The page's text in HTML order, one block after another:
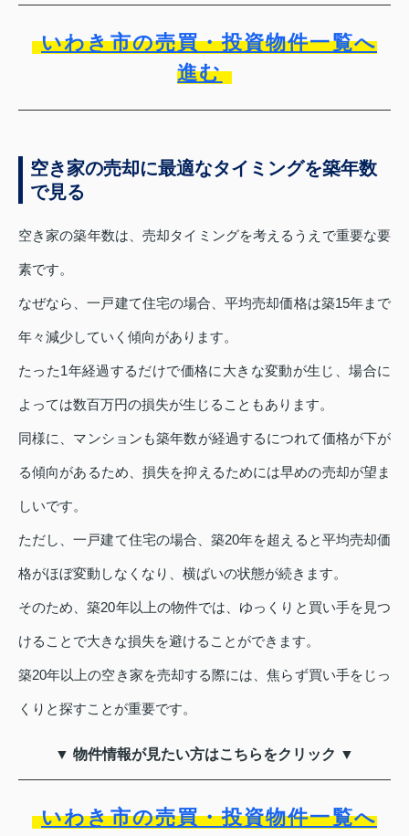
いわき市の売買・投資物件一覧へ
進む
空き家の売却に最適なタイミングを築年数
で見る
空き家の築年数は、売却タイミングを考えるうえで重要な要
素です。
なぜなら、一戸建て住宅の場合、平均売却価格は築15年まで
年々減少していく傾向があります。
たった1年経過するだけで価格に大きな変動が生じ、場合に
よっては数百万円の損失が生じることもあります。
同様に、マンションも築年数が経過するにつれて価格が下が
る傾向があるため、損失を抑えるためには早めの売却が望ま
しいです。
ただし、一戸建て住宅の場合、築20年を超えると平均売却価
格がほぼ変動しなくなり、横ばいの状態が続きます。
そのため、築20年以上の物件では、ゆっくりと買い手を見つ
けることで大きな損失を避けることができます。
築20年以上の空き家を売却する際には、焦らず買い手をじっ
くりと探すことが重要です。
▼ 物件情報が見たい方はこちらをクリック ▼
いわき市の売買・投資物件一覧へ